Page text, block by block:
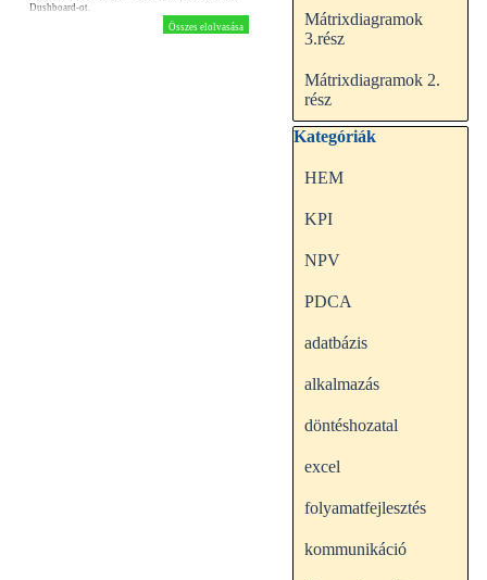
Dushboard-ot.
Összes elolvasása
Mátrixdiagramok
3.rész
Mátrixdiagramok 2.
rész
Kihagy blokk Kategóriák
Kategóriák
HEM
KPI
NPV
PDCA
adatbázis
alkalmazás
döntéshozatal
excel
folyamatfejlesztés
kommunikáció